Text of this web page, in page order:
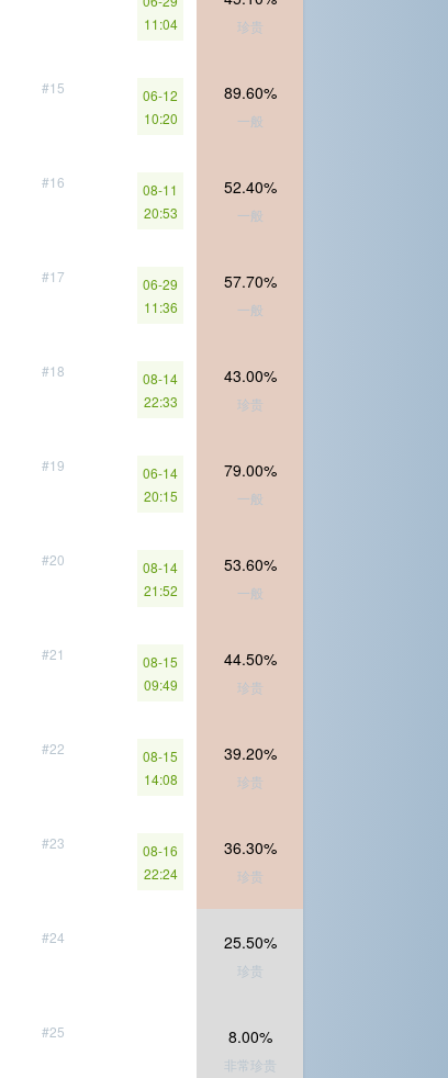
11:04
珍贵
#15
06-12
10:20
89.60%
一般
#16
08-11
20:53
52.40%
一般
#17
06-29
11:36
57.70%
一般
#18
08-14
22:33
43.00%
珍贵
#19
06-14
20:15
79.00%
一般
#20
08-14
21:52
53.60%
一般
#21
08-15
09:49
44.50%
珍贵
#22
08-15
14:08
39.20%
珍贵
#23
08-16
22:24
36.30%
珍贵
#24 25.50%
珍贵
#25 8.00%
非常珍贵